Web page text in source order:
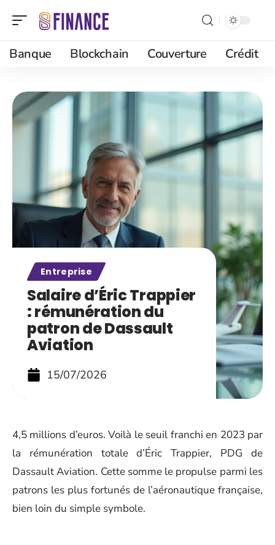
Banque Blockchain Couverture Crédit
Entreprise
Salaire d’Éric Trappier
: rémunération du
patron de Dassault
Aviation
15/07/2026
4,5 millions d’euros. Voilà le seuil franchi en 2023 par
la rémunération totale d’Éric Trappier, PDG de
Dassault Aviation. Cette somme le propulse parmi les
patrons les plus fortunés de l’aéronautique française,
bien loin du simple symbole.